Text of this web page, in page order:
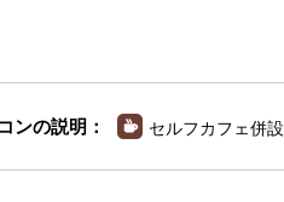
ンの説明： セルフカフェ併設